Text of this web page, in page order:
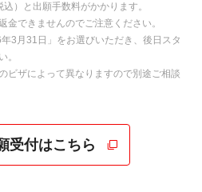
）と出願手数料がかかります。
金できませんのでご注意ください。
3月31日」をお選びいただき、後日スタ
。
ビザによって異なりますので別途ご相談
受付はこちら